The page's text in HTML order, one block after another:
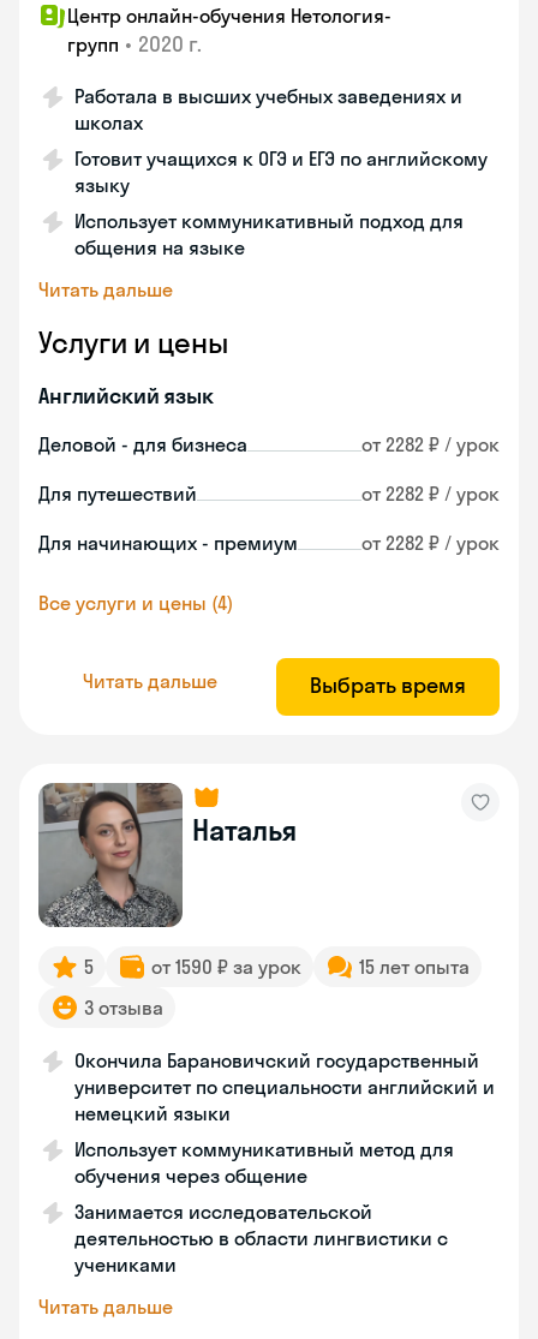
Центр онлайн-обучения Нетология-
групп • 2020 г.
Работала в высших учебных заведениях и
школах
Готовит учащихся к ОГЭ и ЕГЭ по английскому
языку
Использует коммуникативный подход для
общения на языке
Читать дальше
Услуги и цены
Английский язык
Деловой - для бизнеса от 2282 ₽ / урок
Для путешествий от 2282 ₽ / урок
Для начинающих - премиум от 2282 ₽ / урок
Все услуги и цены (4)
Читать дальше Выбрать время
Наталья
5 от 1590 ₽ за урок
15 лет опыта
3 отзыва
Окончила Барановичский государственный
университет по специальности английский и
немецкий языки
Использует коммуникативный метод для
обучения через общение
Занимается исследовательской
деятельностью в области лингвистики с
учениками
Читать дальше